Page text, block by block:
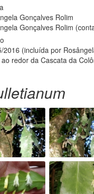
Gonçalves Rolim
Gonçalves Rolim
2016 (incluída por
redor da Cascata da